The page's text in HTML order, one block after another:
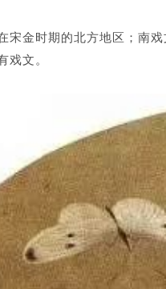
宋金时期的北方地区； 南戏
戏文。